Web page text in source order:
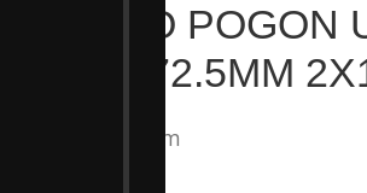
SHIMANO POGON
52-36T 172.5MM
s PDV-om